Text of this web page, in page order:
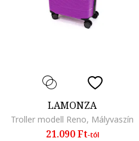
LAMONZA
Troller modell Reno, Mályvaszín
21.090 Ft-tól